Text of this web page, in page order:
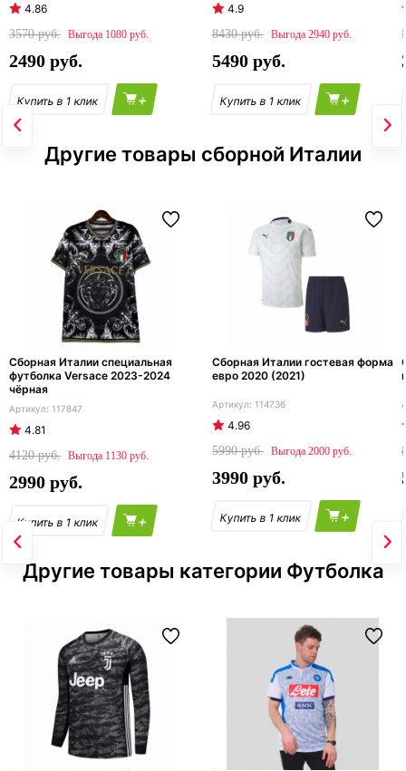
4.86
3570
1080
2490
+
4.9
8430
2940
5490
+
Другие товары сборной Италии
Сборная Италии специальная
футболка Versace 2023-2024
чёрная
117847
4.81
4120
1130
2990
+
Сборная Италии гостевая форма
евро 2020 (2021)
114736
4.96
5990
2000
3990
+
Другие товары категории Футболка